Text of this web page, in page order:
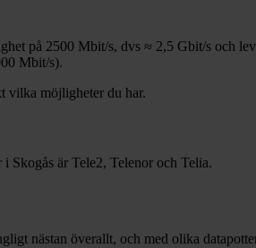
på 2500 Mbit/s, dvs ≈ 2,5 Gbit/s och
Mbit/s).
vilka möjligheter du har.
i Skogås är Tele2, Telenor och Telia.
nästan överallt, och med olika